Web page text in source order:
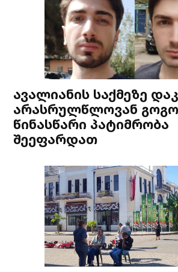
ავალიანის საქმეზე
არასრულწლოვან
წინასწარი პატიმრობა
შეეფარდათ